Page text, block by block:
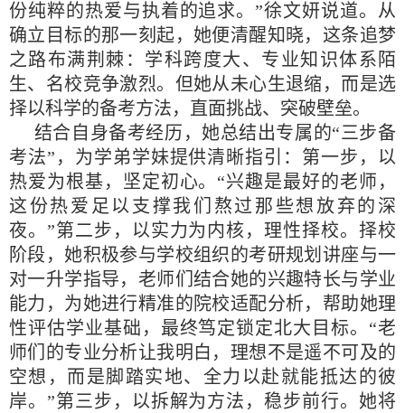
份纯粹的热爱与执着的追求。”徐文妍说道。从
确立目标的那一刻起，她便清醒知晓，这条追梦
之路布满荆棘：学科跨度大、专业知识体系陌
生、名校竞争激烈。但她从未心生退缩，而是选
择以科学的备考方法，直面挑战、突破壁垒。
结合自身备考经历，她总结出专属的“三步备
考法”，为学弟学妹提供清晰指引：第一步，以
热爱为根基，坚定初心。“兴趣是最好的老师，
这份热爱足以支撑我们熬过那些想放弃的深
夜。”第二步，以实力为内核，理性择校。择校
阶段，她积极参与学校组织的考研规划讲座与一
对一升学指导，老师们结合她的兴趣特长与学业
能力，为她进行精准的院校适配分析，帮助她理
性评估学业基础，最终笃定锁定北大目标。“老
师们的专业分析让我明白，理想不是遥不可及的
空想，而是脚踏实地、全力以赴就能抵达的彼
岸。”第三步，以拆解为方法，稳步前行。她将